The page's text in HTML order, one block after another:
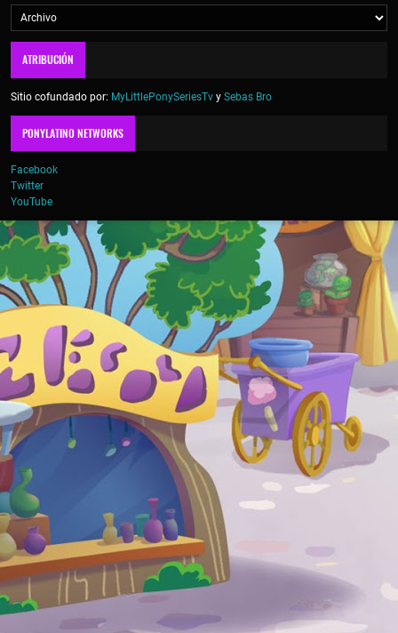
ATRIBUCIÓN
Sitio cofundado por: MyLittlePonySeriesTv y Sebas Bro
PONYLATINO NETWORKS
Facebook
Twitter
YouTube